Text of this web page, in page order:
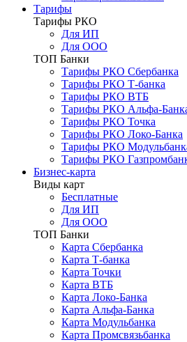
Тарифы
Тарифы РКО
Для ИП
Для ООО
ТОП Банки
Тарифы РКО Сбербанка
Тарифы РКО Т-банка
Тарифы РКО ВТБ
Тарифы РКО Альфа-
Тарифы РКО Точка
Тарифы РКО Локо-Банка
Тарифы РКО
Тарифы РКО
Бизнес-карта
Виды карт
Бесплатные
Для ИП
Для ООО
ТОП Банки
Карта Сбербанка
Карта Т-банка
Карта Точки
Карта ВТБ
Карта Локо-Банка
Карта Альфа-Банка
Карта Модульбанка
Карта Промсвязьбанка